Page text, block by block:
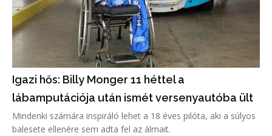
Igazi hős: Billy Monger 11 héttel a
lábamputációja után ismét versenyautóba ült
Mindenki számára inspiráló lehet a 18 éves pilóta, aki a súlyos
balesete ellenére sem adta fel az álmait.